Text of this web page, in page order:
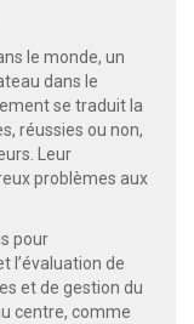
le monde, un
dans le
se traduit la
réussies ou non,
Leur
problèmes aux
pour
l’évaluation de
et de gestion du
centre, comme